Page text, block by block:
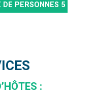
DE PERSONNES 5
: